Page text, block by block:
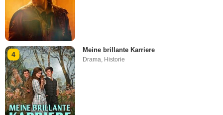
4
Meine brillante Karriere
Drama, Historie